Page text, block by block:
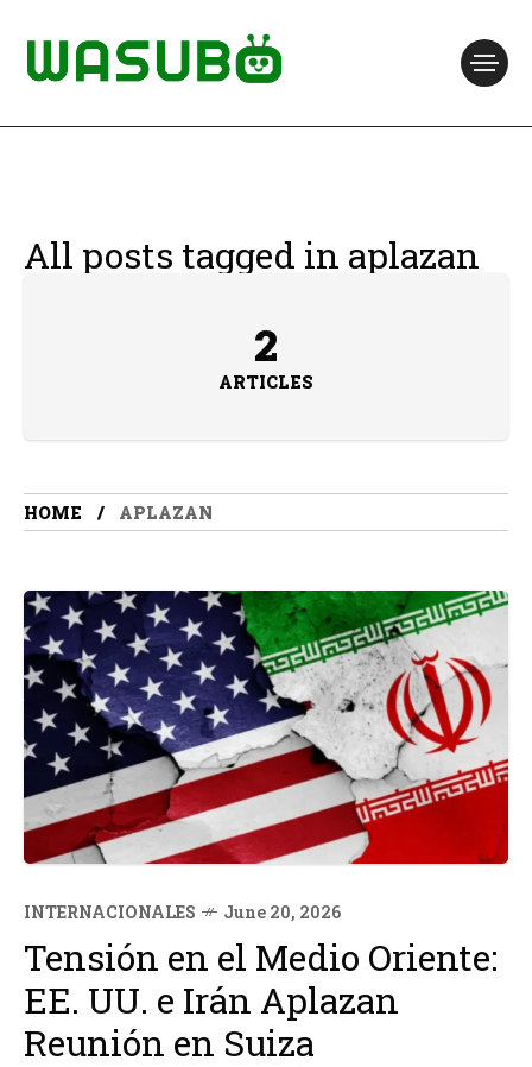
All posts tagged in aplazan
2
ARTICLES
HOME APLAZAN
INTERNACIONALES June 20, 2026
Tensión en el Medio Oriente:
EE. UU. e Irán Aplazan
Reunión en Suiza